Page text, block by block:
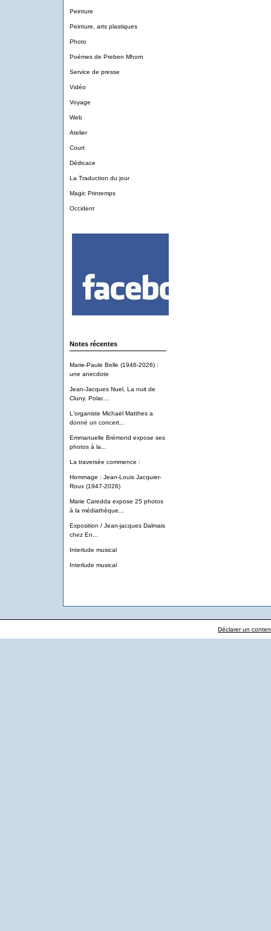
Peinture
Peinture, arts plastiques
Photo
Poèmes de Preben Mhorn
Service de presse
Vidéo
Voyage
Web
Atelier
Court
Dédicace
La Traduction du jour
Magic Printemps
Occident
Notes récentes
Marie-Paule Belle (1946-2026) :
une anecdote
Jean-Jacques Nuel, La nuit de
Cluny. Polar....
L'organiste Michaël Matthes a
donné un concert...
Emmanuelle Brémond expose ses
photos à la...
La traversée commence :
Hommage : Jean-Louis Jacquier-
Roux (1947-2026)
Marie Caredda expose 25 photos
à la médiathèque...
Exposition / Jean-jacques Dalmais
chez En...
Interlude musical
Interlude musical
Déclarer un